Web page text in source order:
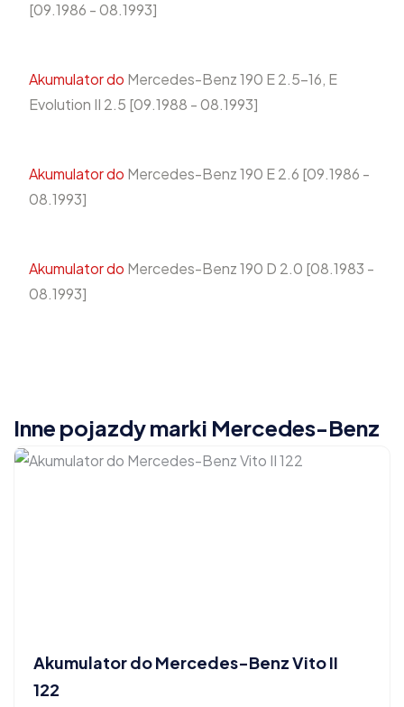
[09.1986 - 08.1993]
Akumulator do Mercedes-Benz 190 E 2.5-16, E
Evolution II 2.5 [09.1988 - 08.1993]
Akumulator do Mercedes-Benz 190 E 2.6 [09.1986 -
08.1993]
Akumulator do Mercedes-Benz 190 D 2.0 [08.1983 -
08.1993]
Inne pojazdy marki Mercedes-Benz
Akumulator do Mercedes-Benz Vito II
122